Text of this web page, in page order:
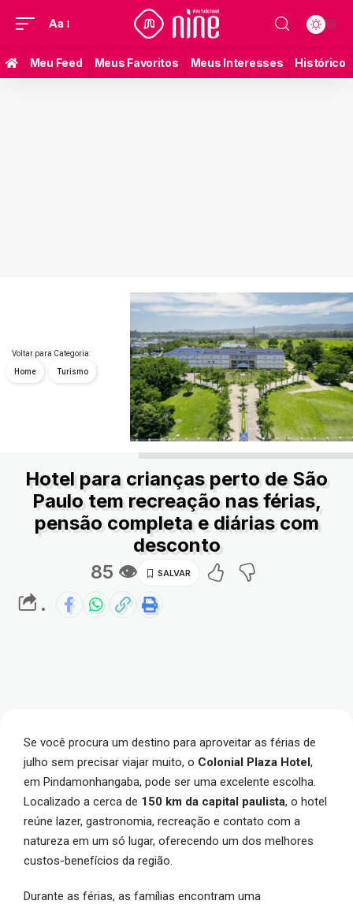
Aa
Meu Feed Meus Favoritos Meus Interesses Histórico
Voltar para Categoria:
Home Turismo
Hotel para crianças perto de São
Paulo tem recreação nas férias,
pensão completa e diárias com
desconto
85 👁
.
Se você procura um destino para aproveitar as férias de
julho sem precisar viajar muito, o Colonial Plaza Hotel ,
em Pindamonhangaba, pode ser uma excelente escolha.
Localizado a cerca de 150 km da capital paulista, o hotel
reúne lazer, gastronomia, recreação e contato com a
natureza em um só lugar, oferecendo um dos melhores
custos-benefícios da região.
Durante as férias, as famílias encontram uma